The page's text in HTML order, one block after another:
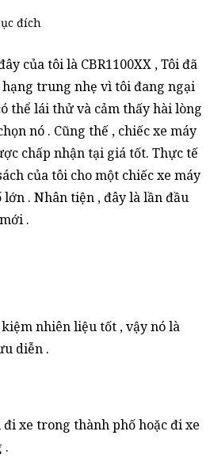
đích
của tôi là CBR1100XX , Tôi đã
trung nhẹ vì tôi đang ngại
thể lái thử và cảm thấy hài lòng
nó . Cũng thế , chiếc xe máy
chấp nhận tại giá tốt. Thực tế
của tôi cho một chiếc xe máy
. Nhân tiện , đây là lần đầu
.
nhiên liệu tốt , vậy nó là
diễn .
xe trong thành phố hoặc đi xe
.